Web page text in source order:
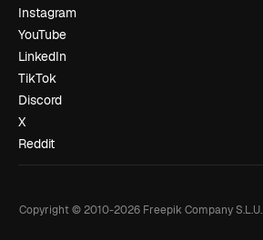
Instagram
YouTube
LinkedIn
TikTok
Discord
X
Reddit
Copyright © 2010-2026Freepik Company S.L.U.